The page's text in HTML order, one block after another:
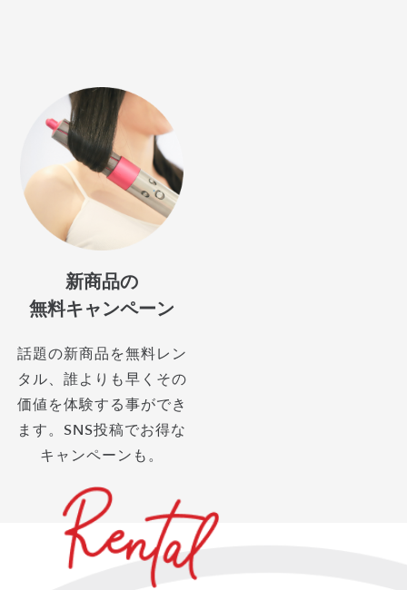
新商品の
無料キャンペーン
話題の新商品を無料レン
タル、誰よりも早くその
価値を体験する事ができ
ます。SNS投稿でお得な
キャンペーンも。